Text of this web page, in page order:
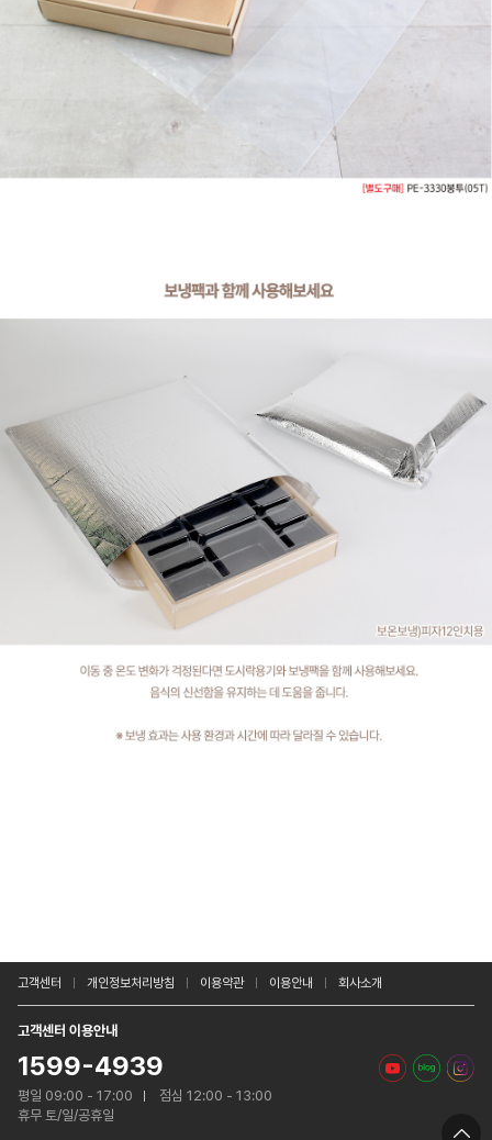
고객센터 개인정보처리방침 이용약관 이용안내 회사소개
고객센터 이용안내
1599-4939
평일 09:00 - 17:00
점심 12:00 - 13:00
휴무 토/일/공휴일